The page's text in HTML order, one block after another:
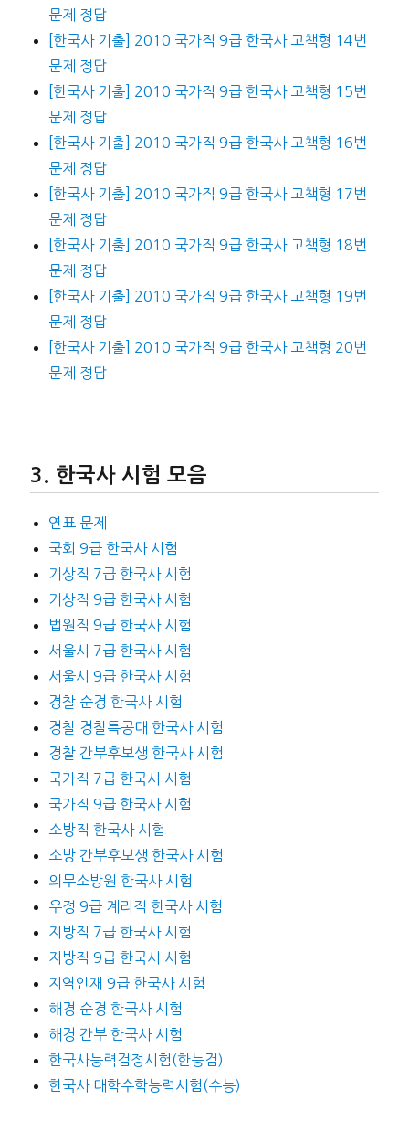
문제 정답
[한국사 기출] 2010 국가직 9급 한국사 고책형 14번
문제 정답
[한국사 기출] 2010 국가직 9급 한국사 고책형 15번
문제 정답
[한국사 기출] 2010 국가직 9급 한국사 고책형 16번
문제 정답
[한국사 기출] 2010 국가직 9급 한국사 고책형 17번
문제 정답
[한국사 기출] 2010 국가직 9급 한국사 고책형 18번
문제 정답
[한국사 기출] 2010 국가직 9급 한국사 고책형 19번
문제 정답
[한국사 기출] 2010 국가직 9급 한국사 고책형 20번
문제 정답
한국사 시험 모음
연표 문제
국회 9급 한국사 시험
기상직 7급 한국사 시험
기상직 9급 한국사 시험
법원직 9급 한국사 시험
서울시 7급 한국사 시험
서울시 9급 한국사 시험
경찰 순경 한국사 시험
경찰 경찰특공대 한국사 시험
경찰 간부후보생 한국사 시험
국가직 7급 한국사 시험
국가직 9급 한국사 시험
소방직 한국사 시험
소방 간부후보생 한국사 시험
의무소방원 한국사 시험
우정 9급 계리직 한국사 시험
지방직 7급 한국사 시험
지방직 9급 한국사 시험
지역인재 9급 한국사 시험
해경 순경 한국사 시험
해경 간부 한국사 시험
한국사능력검정시험(한능검)
한국사 대학수학능력시험(수능)